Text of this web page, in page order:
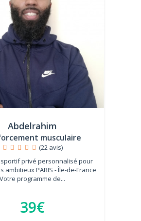
Abdelrahim
musculaire
(22 avis)
sportif privé personnalisé pour
ambitieux PARIS - Île-de-France
Votre programme de...
39€